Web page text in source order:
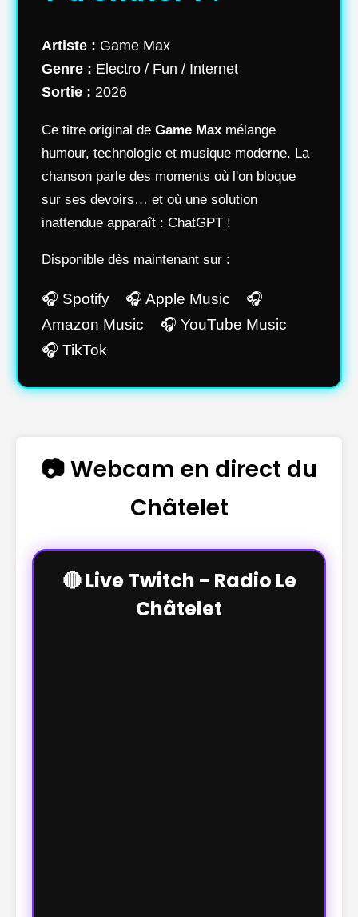
Artiste : Game Max
Genre : Electro / Fun / Internet
Sortie : 2026
Ce titre original de Game Max mélange
humour, technologie et musique moderne. La
chanson parle des moments où l'on bloque
sur ses devoirs… et où une solution
inattendue apparaît : ChatGPT !
Disponible dès maintenant sur :
🎧 Spotify 🎧 Apple Music 🎧
Amazon Music 🎧 YouTube Music
🎧 TikTok
📷 Webcam en direct du
Châtelet
🔴 Live Twitch - Radio Le
Châtelet